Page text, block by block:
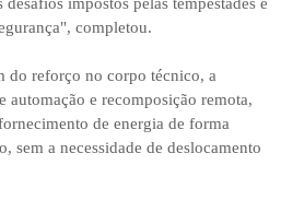
impostos pelas tempestades e
completou.
do reforço no corpo técnico, a
automação e recomposição remota,
de energia de forma
sem a necessidade de deslocamento